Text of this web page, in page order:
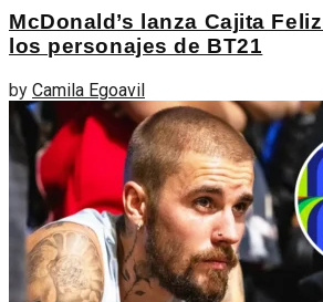
McDonald’s lanza Cajita
los personajes de BT21
by Camila Egoavil